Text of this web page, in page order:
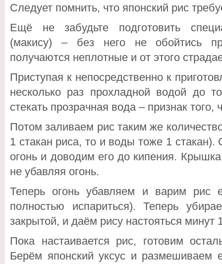
Следует помнить, что японский рис
Ещё не забудьте подготовить
(макису) – без него не обойтись
получаются неплотные и от этого
Приступая к непосредственно к
несколько раз прохладной водой до
стекать прозрачная вода – признак
Потом заливаем рис таким же
1 стакан риса, то и воды тоже 1
огонь и доводим его до кипения.
не убавляя огонь.
Теперь огонь убавляем и варим
полностью испариться). Теперь
закрытой, и даём рису настояться минут
Пока настаивается рис, готовим
Берём японский уксус и размешиваем